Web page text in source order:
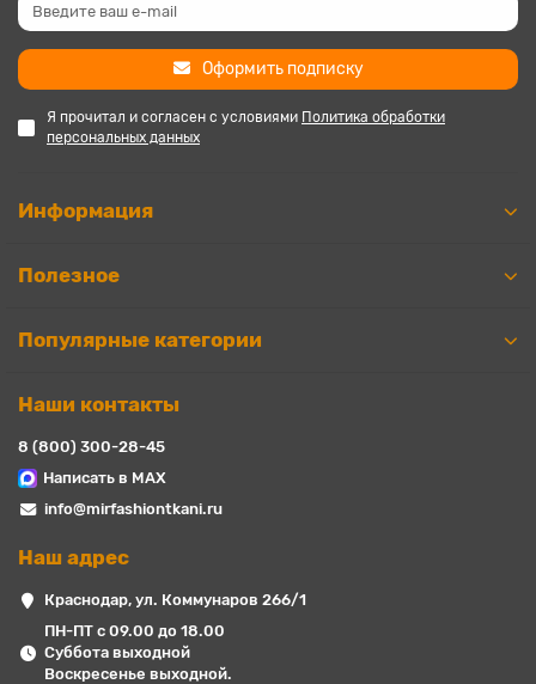
Оформить подписку
Я прочитал и согласен с условиями Политика обработки
персональных данных
Информация
Полезное
Популярные категории
Наши контакты
8 (800) 300-28-45
Написать в MAX
info@mirfashiontkani.ru
Наш адрес
Краснодар, ул. Коммунаров 266/1
ПН-ПТ с 09.00 до 18.00
Суббота выходной
Воскресенье выходной.